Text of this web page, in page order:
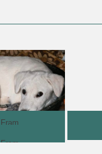
Fram
Fram
Fram
Fram